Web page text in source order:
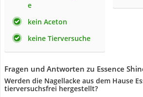
e
kein Aceton
keine Tierversuche
Fragen und Antworten zu Essence
Werden die Nagellacke aus dem Hause
tierversuchsfrei hergestellt?